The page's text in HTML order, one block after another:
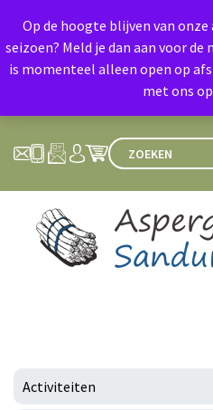
Activiteiten
Op de hoogte blijven van
seizoen? Meld je dan aan voor
is momenteel alleen open op
met ons